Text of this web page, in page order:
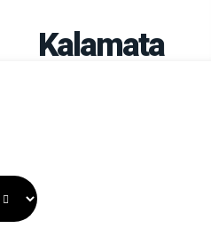
Kalamata